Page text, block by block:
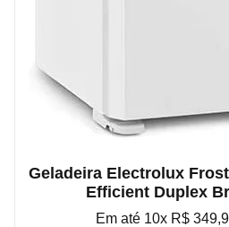
Geladeira Electrolux
Efficient Duplex
Em até 10x R$